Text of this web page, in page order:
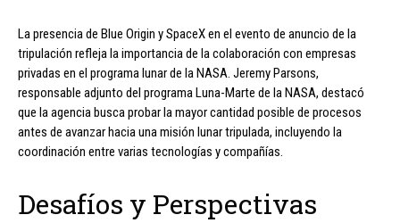
La presencia de Blue Origin y SpaceX en el evento de anuncio de la
tripulación refleja la importancia de la colaboración con empresas
privadas en el programa lunar de la NASA. Jeremy Parsons,
responsable adjunto del programa Luna-Marte de la NASA, destacó
que la agencia busca probar la mayor cantidad posible de procesos
antes de avanzar hacia una misión lunar tripulada, incluyendo la
coordinación entre varias tecnologías y compañías.
Desafíos y Perspectivas